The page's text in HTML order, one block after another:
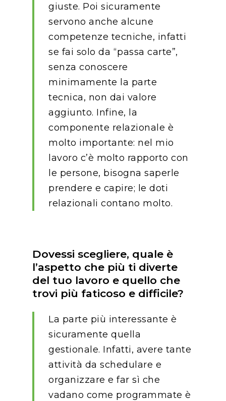
giuste. Poi sicuramente
servono anche alcune
competenze tecniche, infatti
se fai solo da “passa carte”,
senza conoscere
minimamente la parte
tecnica, non dai valore
aggiunto. Infine, la
componente relazionale è
molto importante: nel mio
lavoro c’è molto rapporto con
le persone, bisogna saperle
prendere e capire; le doti
relazionali contano molto.
Dovessi scegliere, quale è
l’aspetto che più ti diverte
del tuo lavoro e quello che
trovi più faticoso e difficile?
La parte più interessante è
sicuramente quella
gestionale. Infatti, avere tante
attività da schedulare e
organizzare e far sì che
vadano come programmate è